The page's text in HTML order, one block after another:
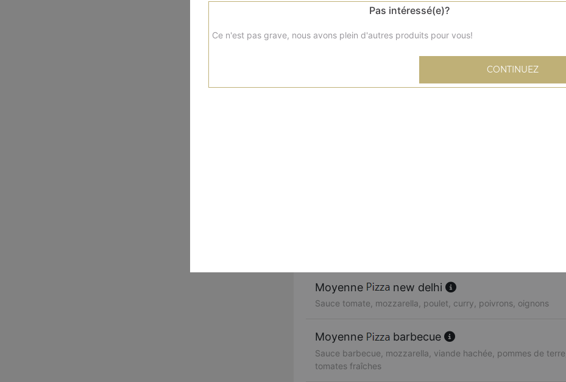
tomates fraîches
Moyenne calzone
Sauce tomate, mozzarella, jambon, oeuf
Moyenne florencia
Moyenne new delhi
Sauce tomate, mozzarella, poulet, curry, poivrons, oignons
Moyenne barbecue
Sauce barbecue, mozzarella, viande hachée, pommes de
tomates fraîches
Pas intéressé(e)?
Ce n'est pas grave, nous avons plein d'autres produits pour vous!
CONTINUEZ